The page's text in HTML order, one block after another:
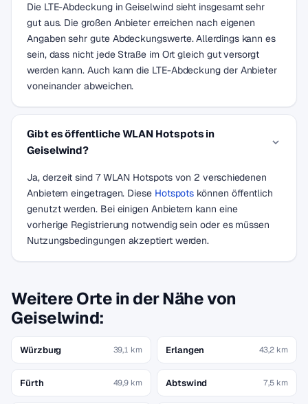
Die LTE-Abdeckung in Geiselwind sieht insgesamt sehr
gut aus. Die großen Anbieter erreichen nach eigenen
Angaben sehr gute Abdeckungswerte. Allerdings kann es
sein, dass nicht jede Straße im Ort gleich gut versorgt
werden kann. Auch kann die LTE-Abdeckung der Anbieter
voneinander abweichen.
Gibt es öffentliche WLAN Hotspots in
Geiselwind?
Ja, derzeit sind 7 WLAN Hotspots von 2 verschiedenen
Anbietern eingetragen. Diese Hotspots können öffentlich
genutzt werden. Bei einigen Anbietern kann eine
vorherige Registrierung notwendig sein oder es müssen
Nutzungsbedingungen akzeptiert werden.
Weitere Orte in der Nähe von
Geiselwind:
Würzburg 39,1 km Erlangen 43,2 km
Fürth 49,9 km Abtswind 7,5 km